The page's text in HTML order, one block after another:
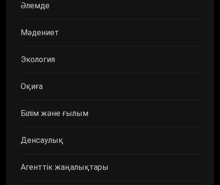
Әлемде
Мәдениет
Экология
Оқиға
Білім және ғылым
Денсаулық
Агенттік жаңалықтары